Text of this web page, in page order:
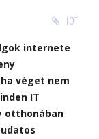
IOT
internete
véget nem
IT
otthonában